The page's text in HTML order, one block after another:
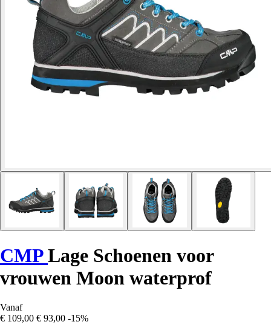
CMPLage Schoenen voor
vrouwen Moon waterprof
Vanaf
€ 109,00 € 93,00 -15%